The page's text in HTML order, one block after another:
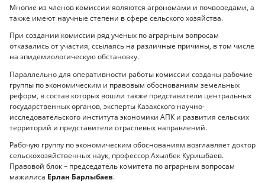
Многие из членов комиссии являются агрономами и почвоведами, а
также имеют научные степени в сфере сельского хозяйства.
При создании комиссии ряд ученых по аграрным вопросам
отказались от участия, ссылаясь на различные причины, в том числе
на эпидемиологическую обстановку.
Параллельно для оперативности работы комиссии созданы рабочие
группы по экономическим и правовым обоснованиям земельных
реформ, в состав которых вошли также представители центральных
государственных органов, эксперты Казахского научно-
исследовательского института экономики АПК и развития сельских
территорий и представители отраслевых направлений.
Рабочую группу по экономическим обоснованиям возглавляет доктор
сельскохозяйственных наук, профессор Ахылбек Куришбаев.
Правовой блок – председатель комитета по аграрным вопросам
мажилиса Ерлан Барлыбаев.